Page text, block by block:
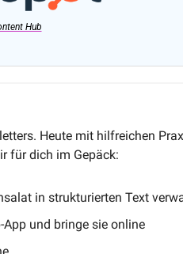
Hub
Heute mit hilfreichen
für dich im Gepäck:
in strukturierten Text
und bringe sie online